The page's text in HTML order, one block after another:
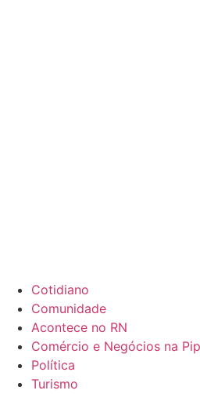
Cotidiano
Comunidade
Acontece no RN
Comércio e Negócios na
Política
Turismo